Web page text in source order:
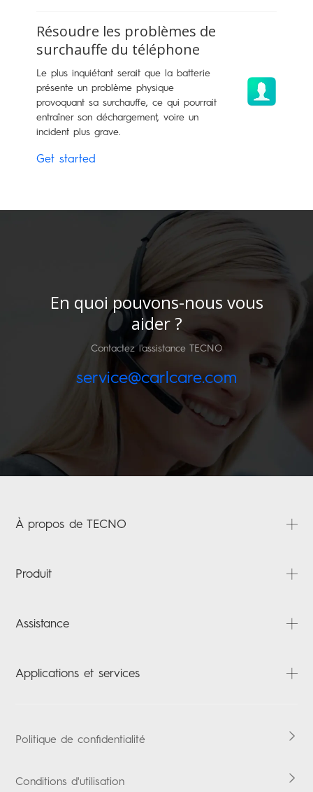
Résoudre les problèmes de
surchauffe du téléphone
Le plus inquiétant serait que la batterie
présente un problème physique
provoquant sa surchauffe, ce qui pourrait
entraîner son déchargement, voire un
incident plus grave.
Get started
En quoi pouvons-nous vous
aider ?
Contactez l'assistance TECNO
service@carlcare.com
À propos de TECNO
Produit
Assistance
Vérification de la garantie
Applications et services
Boomplay Music
Politique de confidentialité
Conditions d'utilisation